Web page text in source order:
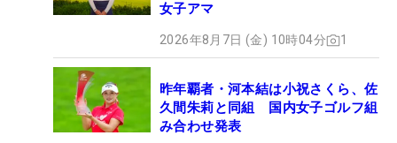
女子アマ
2026年8月7日 (金) 10時04分 1
昨年覇者・河本結は小祝さくら、佐
久間朱莉と同組 国内女子ゴルフ組
み合わせ発表